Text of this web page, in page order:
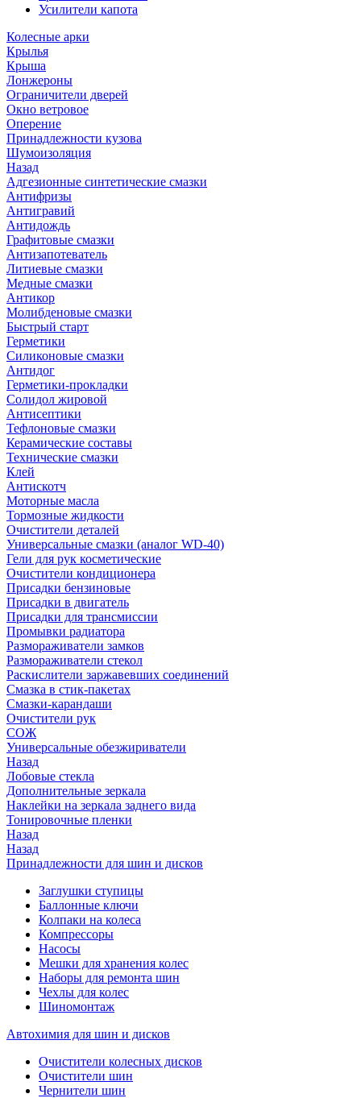
Усилители капота
Колесные арки
Крылья
Крыша
Лонжероны
Ограничители дверей
Окно ветровое
Оперение
Принадлежности кузова
Шумоизоляция
Назад
Адгезионные синтетические смазки
Антифризы
Антигравий
Антидождь
Графитовые смазки
Антизапотеватель
Литиевые смазки
Медные смазки
Антикор
Молибденовые смазки
Быстрый старт
Герметики
Силиконовые смазки
Антидог
Герметики-прокладки
Солидол жировой
Антисептики
Тефлоновые смазки
Керамические составы
Технические смазки
Клей
Антискотч
Моторные масла
Тормозные жидкости
Очистители деталей
Универсальные смазки (аналог WD-40)
Гели для рук косметические
Очистители кондиционера
Присадки бензиновые
Присадки в двигатель
Присадки для трансмиссии
Промывки радиатора
Размораживатели замков
Размораживатели стекол
Раскислители заржавевших соединений
Смазка в стик-пакетах
Смазки-карандаши
Очистители рук
СОЖ
Универсальные обезжириватели
Назад
Лобовые стекла
Дополнительные зеркала
Наклейки на зеркала заднего вида
Тонировочные пленки
Назад
Назад
Принадлежности для шин и дисков
Заглушки ступицы
Баллонные ключи
Колпаки на колеса
Компрессоры
Насосы
Мешки для хранения колес
Наборы для ремонта шин
Чехлы для колес
Шиномонтаж
Автохимия для шин и дисков
Очистители колесных дисков
Очистители шин
Чернители шин